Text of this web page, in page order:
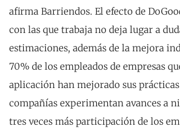
afirma Barriendos. El efecto de
con las que trabaja no deja lugar a
estimaciones, además de la mejora
70% de los empleados de empresas
aplicación han mejorado sus
compañías experimentan avances a
tres veces más participación de los